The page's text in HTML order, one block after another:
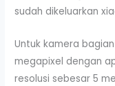
sudah dikeluarkan
Untuk kamera
megapixel dengan
resolusi sebesar 5